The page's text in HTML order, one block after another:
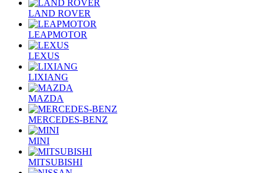
LAND ROVER
LEAPMOTOR
LEXUS
LIXIANG
MAZDA
MERCEDES-BENZ
MINI
MITSUBISHI